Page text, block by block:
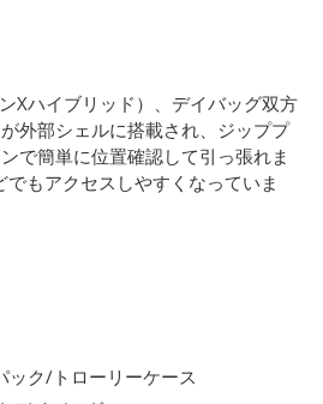
Xハイブリッド）、デイバッグ双方
外部シェルに搭載され、ジッププ
で簡単に位置確認して引っ張れま
もアクセスしやすくなっていま
ック/トローリーケース